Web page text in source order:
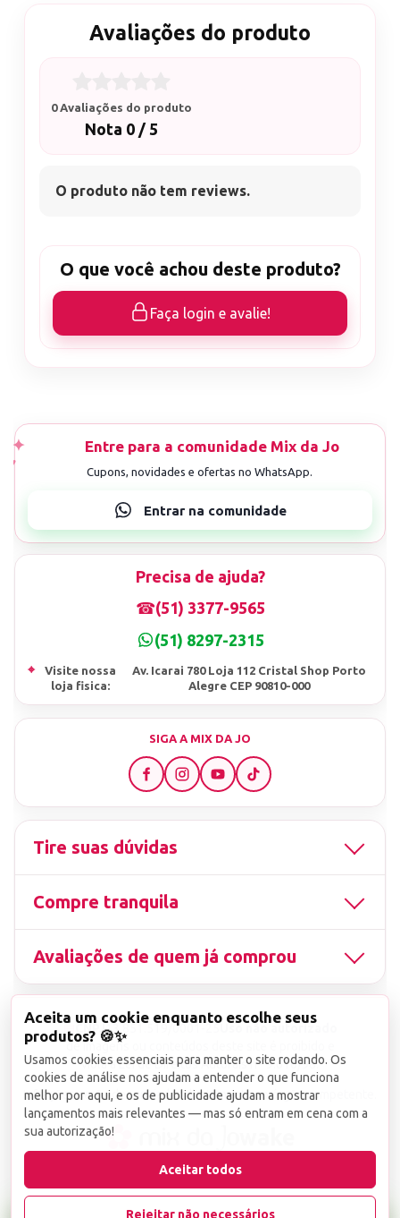
Avaliações do produto
0 Avaliações do produto
Nota 0 / 5
O produto não tem reviews.
O que você achou deste produto?
Faça login e avalie!
Precisa de ajuda?
☎(51) 3377-9565
(51) 8297-2315
⌖
Visite nossa
loja fisica:
Av. Icarai 780 Loja 112 Cristal Shop Porto
Alegre CEP 90810-000
SIGA A MIX DA JO
Tire suas dúvidas
Compre tranquila
Avaliações de quem já comprou
▤ CNPJ13.851.519/0001-25
de imagens ou conteúdos deste site é proibido e
viola a Lei de Direitos Autorais nº 9.610/98.
Infrações serão denunciadas diretamente ao órgão competente.
Aceita um cookie enquanto escolhe seus
produtos? 🍪✨
Usamos cookies essenciais para manter o site rodando. Os
cookies de análise nos ajudam a entender o que funciona
melhor por aqui, e os de publicidade ajudam a mostrar
lançamentos mais relevantes — mas só entram em cena com a
sua autorização!
Aceitar todos
Rejeitar não necessários